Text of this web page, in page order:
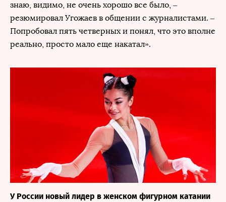
знаю, видимо, не очень хорошо все было, –
резюмировал Угожаев в общении с журналистами. –
Попробовал пять четверных и понял, что это вполне
реально, просто мало еще накатал».
У России новый лидер в женском фигурном катании